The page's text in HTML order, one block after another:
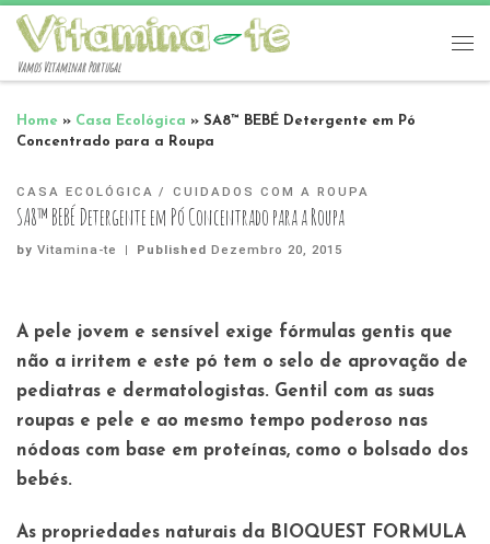
Vamos Vitaminar Portugal
Home » Casa Ecológica » SA8™ BEBÉ Detergente em Pó
Concentrado para a Roupa
CASA ECOLÓGICA CUIDADOS COM A ROUPA
SA8™ BEBÉ Detergente em Pó Concentrado para a Roupa
by Vitamina-te | PublishedDezembro 20, 2015
A pele jovem e sensível exige fórmulas gentis que
não a irritem e este pó tem o selo de aprovação de
pediatras e dermatologistas. Gentil com as suas
roupas e pele e ao mesmo tempo poderoso nas
nódoas com base em proteínas, como o bolsado dos
bebés.
As propriedades naturais da BIOQUEST FORMULA